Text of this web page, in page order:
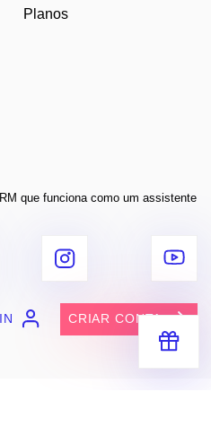
Planos
que funciona como um assistente
CRIAR CONTA